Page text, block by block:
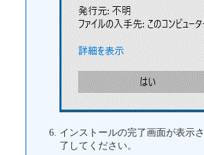
インストールの完了画面が表示
了してください。